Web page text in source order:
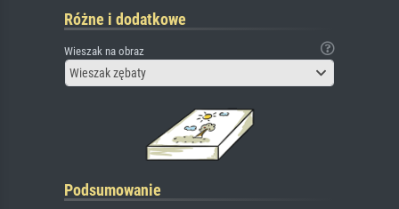
Różne i dodatkowe
Wieszak na obraz
Wieszak zębaty
Podsumowanie